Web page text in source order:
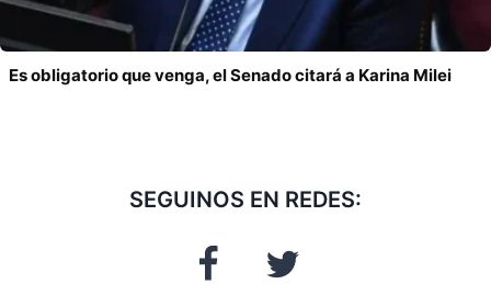
Es obligatorio que venga, el Senado citará a Karina Milei
SEGUINOS EN REDES: